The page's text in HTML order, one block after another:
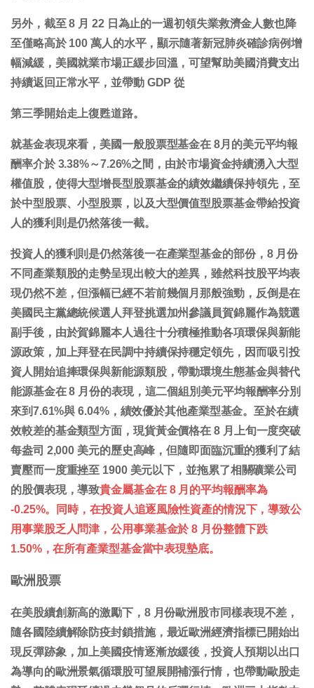
另外，截至 8 月 22 日為止的一週初領失業救濟金人數也降
至僅略高於 100 萬人的水平，顯示隨著新冠肺炎確診病例增
幅減緩，美國就業市場正緩步回溫，可望幫助美國消費支出
持續返回正常水平，並帶動 GDP 從
第三季開始走上復甦道路。
就基金表現來看，美國一般股票型基金在 8月的美元平均報
酬率介於 3.38%～7.26%之間，由於市場資金持續湧入大型
權值股，使得大型增長型股票基金的績效繼續保持領先，至
於中型股票、小型股票，以及大型價值型股票基金帶給投資
人的獲利則是仍然落後一截。
投資人的獲利則是仍然落後一在產業型基金的部份，8 月份
不同產業類股的走勢呈現出較大的差異，雖然科技股平均表
現仍然不差，但漲幅已經不若前幾個月那般強勁，反倒是在
美國民主黨總統候選人拜登挑選加州參議員賀錦麗作為競選
副手後，由於賀錦麗本人過往十分積極推動各項環保與新能
源政策，加上拜登在民調中持續保持穩定領先，因而吸引投
資人開始追捧環保與新能源類股，帶動環境生態基金與替代
能源基金在 8 月份的表現，這二個組別美元平均報酬率分別
來到7.61%與 6.04%，績效優於其他產業型基金。至於在績
效較差的基金類型方面，現貨黃金價格在 8 月上旬一度突破
每盎司 2,000 美元的歷史高峰，但隨即面臨沉重的獲利了結
賣壓而一度重挫至 1900 美元以下，並拖累了相關礦業公司
的股價表現，導致貴金屬基金在 8 月的平均報酬率為
-0.25%。同時，在投資人追逐風險性資產的情況下，導致公
用事業股乏人問津，公用事業基金於 8 月份整體下跌
1.50%，在所有產業型基金當中表現墊底。
歐洲股票
在美股續創新高的激勵下，8 月份歐洲股市同樣表現不差，
隨各國陸續解除防疫封鎖措施，最近歐洲經濟指標已開始出
現反彈跡象，加上美國疫情逐漸放緩後，投資人預期以出口
為導向的歐洲景氣循環股可望展開補漲行情，也帶動歐股走